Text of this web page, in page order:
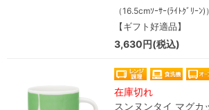
（16.5cmｿｰｻｰ(ﾗｲﾄｸﾞﾘｰﾝ)）
【ギフト好適品】
3,630円(税込)
在庫切れ
スンヌンタイ マグカ